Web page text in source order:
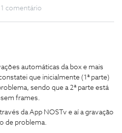
1 comentário
automáticas da box e mais
que inicialmente (1ª parte)
sendo que a 2ª parte está
frames.
da App NOSTv e aí a gravação
de problema.